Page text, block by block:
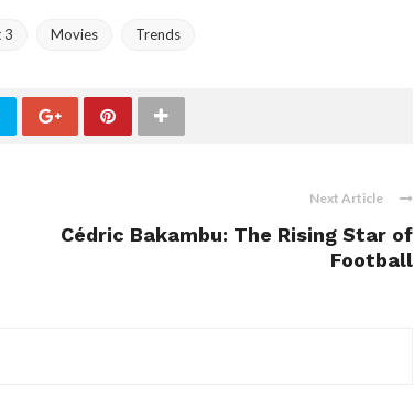
3 Movies Trends
Next Article
Cédric Bakambu: The Rising Star of
Football